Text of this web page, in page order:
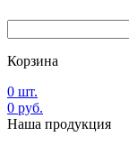
Корзина
0 шт.
0 руб.
Наша продукция